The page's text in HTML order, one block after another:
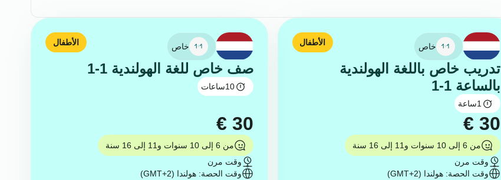
خاص
تدريب خاص باللغة الهولندية
بالساعة 1-1
1ساعة
الأطفال
€30
من 6 إلى 10 سنوات و11 إلى 16 سنة
وقت مرن
وقت الحصة: هولندا (GMT+2)
خاص
صف خاص للغة الهولندية 1-1
10ساعات
الأطفال
€30
من 6 إلى 10 سنوات و11 إلى 16 سنة
وقت مرن
وقت الحصة: هولندا (GMT+2)